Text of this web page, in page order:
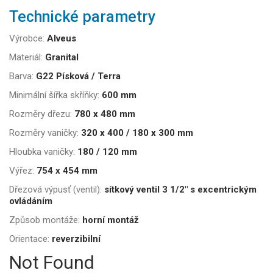
Technické parametry
Výrobce: Alveus
Materiál: Granital
Barva: G22 Písková / Terra
Minimální šířka skříňky: 600 mm
Rozměry dřezu: 780 x 480 mm
Rozměry vaničky: 320 x 400 / 180 x 300 mm
Hloubka vaničky: 180 / 120 mm
Výřez: 754 x 454 mm
Dřezová výpusť (ventil): sítkový ventil 3 1/2" s excentrickým
ovládáním
Způsob montáže: horní montáž
Orientace: reverzibilní
Not Found